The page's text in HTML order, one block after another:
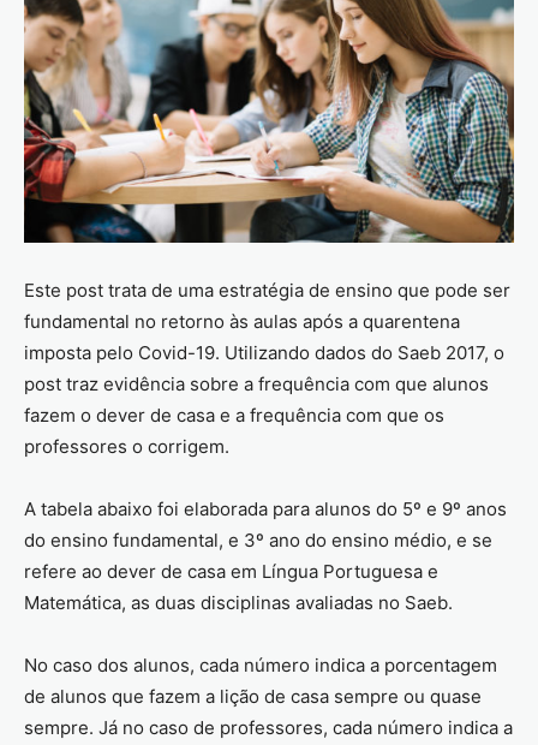
Este post trata de uma estratégia de ensino que pode ser
fundamental no retorno às aulas após a quarentena
imposta pelo Covid-19. Utilizando dados do Saeb 2017, o
post traz evidência sobre a frequência com que alunos
fazem o dever de casa e a frequência com que os
professores o corrigem.
A tabela abaixo foi elaborada para alunos do 5º e 9º anos
do ensino fundamental, e 3º ano do ensino médio, e se
refere ao dever de casa em Língua Portuguesa e
Matemática, as duas disciplinas avaliadas no Saeb.
No caso dos alunos, cada número indica a porcentagem
de alunos que fazem a lição de casa sempre ou quase
sempre. Já no caso de professores, cada número indica a